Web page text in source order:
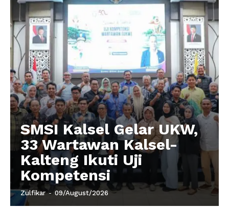
SMSI Kalsel Gelar UKW,
33 Wartawan Kalsel-
Kalteng Ikuti Uji
Kompetensi
Zulfikar - 09/August/2026